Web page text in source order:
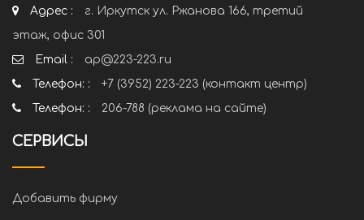
Адрес :
г. Иркутск ул. Ржанова 166, третий
этаж, офис 301
Email :
ap@223-223.ru
Телефон: :
+7 (3952) 223-223 (контакт центр)
Телефон: :
206-788 (реклама на сайте)
СЕРВИСЫ
Добавить фирму